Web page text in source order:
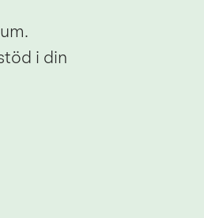
i din